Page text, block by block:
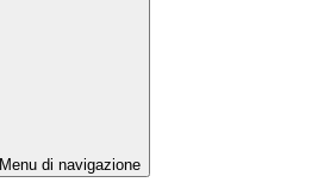
Menu di navigazione